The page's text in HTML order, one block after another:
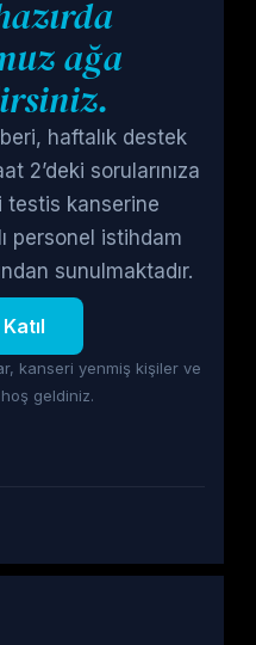
ağa
haftalık destek
2’deki sorularınıza
testis kanserine
personel istihdam
sunulmaktadır.
kanseri yenmiş kişiler ve
geldiniz.